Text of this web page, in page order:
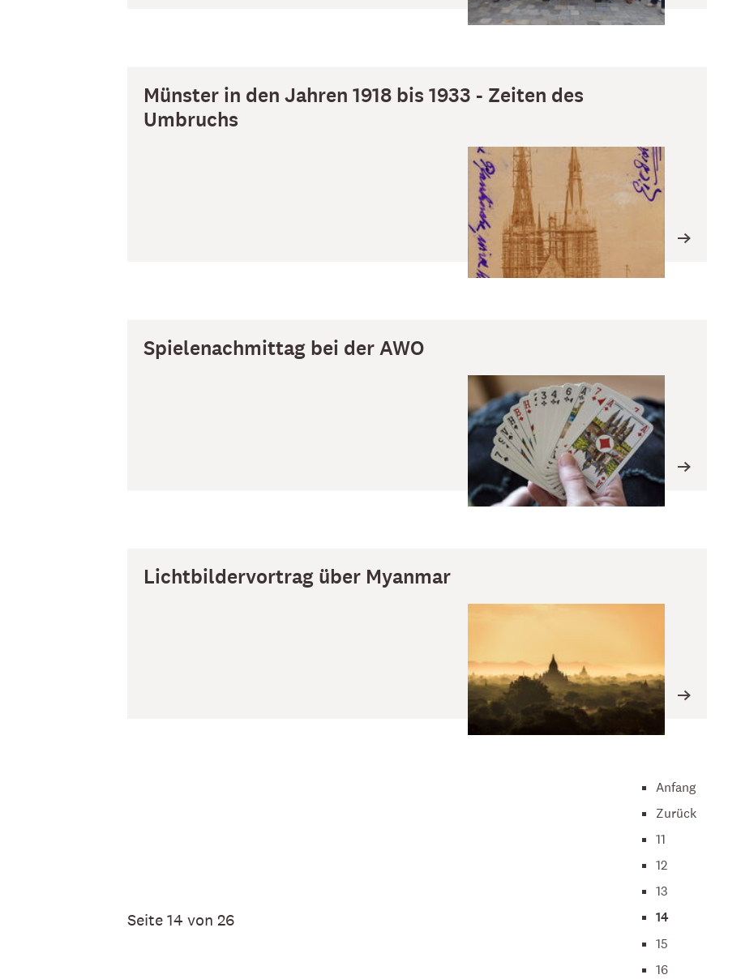
Münster in den Jahren 1918 bis 1933 - Zeiten des
Umbruchs
Spielenachmittag bei der AWO
Lichtbildervortrag über Myanmar
Seite 14 von 26
Anfang
Zurück
11
12
13
14
15
16